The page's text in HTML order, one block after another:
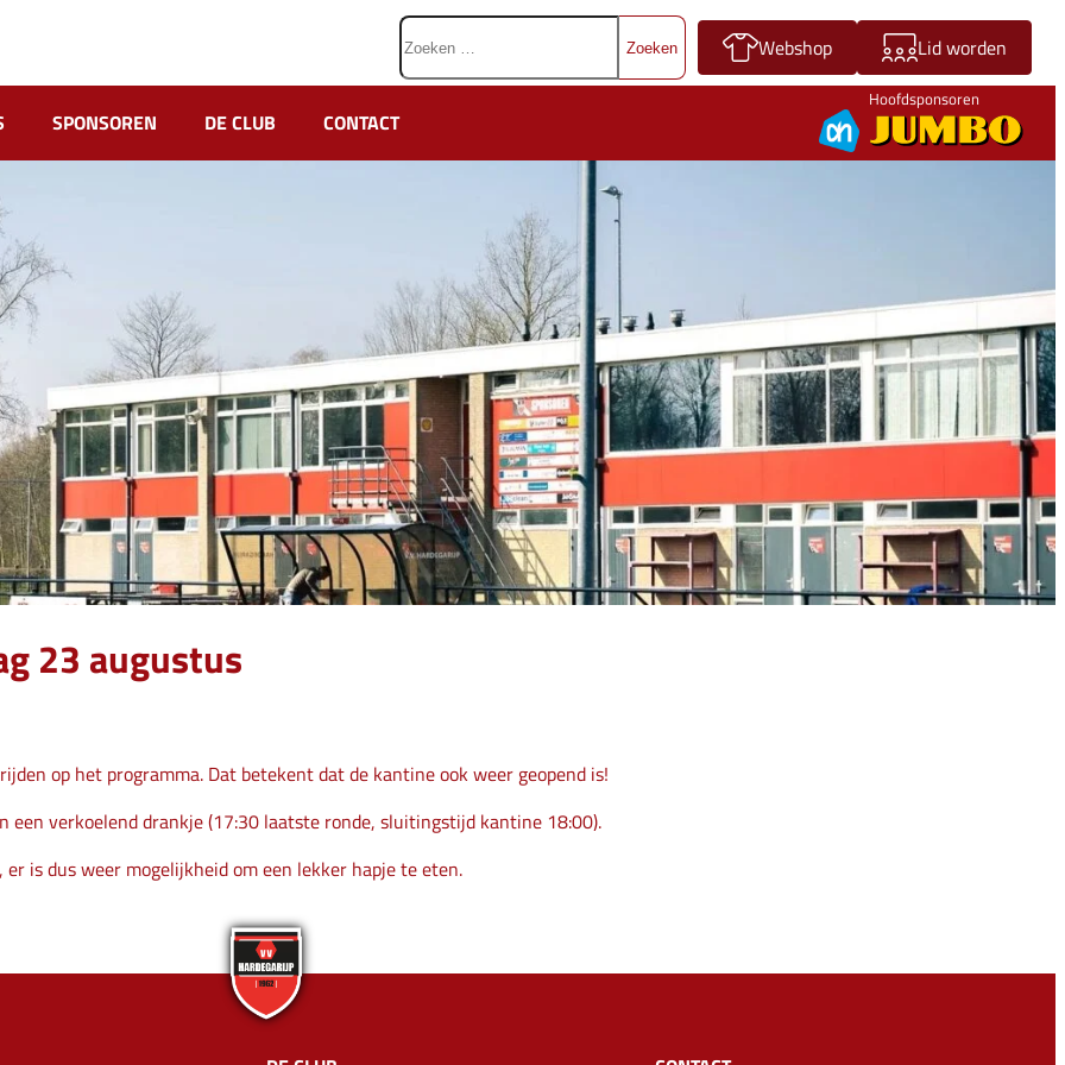
Webshop Lid worden
Zoeken
naar:
SPONSOREN DE CLUB CONTACT
Hoofdsponsoren
23 augustus
op het programma. Dat betekent dat de kantine ook weer geopend is!
verkoelend drankje (17:30 laatste ronde, sluitingstijd kantine 18:00).
is dus weer mogelijkheid om een lekker hapje te eten.